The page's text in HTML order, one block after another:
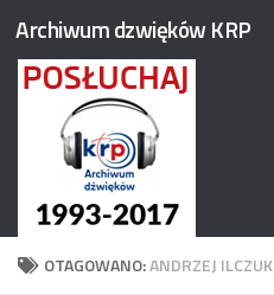
Przejdź do treści
Archiwum dzwięków KRP
OTAGOWANO:ANDRZEJ ILCZUK